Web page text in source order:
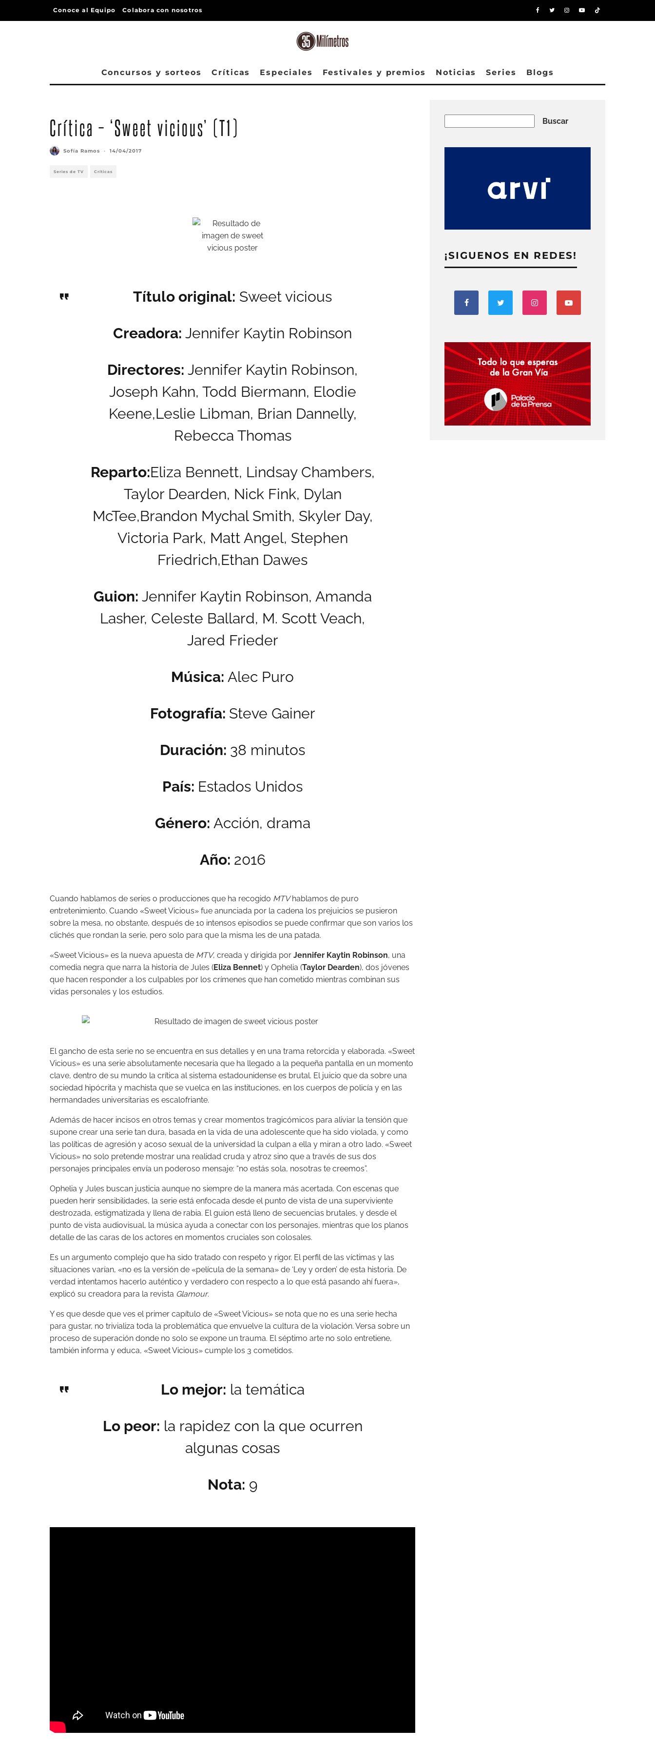
Conoce al Equipo Colabora con nosotros
Concursos y sorteos Críticas Especiales Festivales y premios Noticias Series Blogs
Crítica – ‘Sweet vicious’ (T1)
Sofía Ramos · 14/04/2017
Series de TV Críticas
Título original: Sweet vicious
Creadora: Jennifer Kaytin Robinson
Directores: Jennifer Kaytin Robinson,
Joseph Kahn, Todd Biermann, Elodie
Keene,Leslie Libman, Brian Dannelly,
Rebecca Thomas
Reparto:Eliza Bennett, Lindsay Chambers,
Taylor Dearden, Nick Fink, Dylan
McTee,Brandon Mychal Smith, Skyler Day,
Victoria Park, Matt Angel, Stephen
Friedrich,Ethan Dawes
Guion: Jennifer Kaytin Robinson, Amanda
Lasher, Celeste Ballard, M. Scott Veach,
Jared Frieder
Música: Alec Puro
Fotografía: Steve Gainer
Duración: 38 minutos
País: Estados Unidos
Género: Acción, drama
Año: 2016
Cuando hablamos de series o producciones que ha recogido MTVhablamos de puro
entretenimiento. Cuando «Sweet Vicious» fue anunciada por la cadena los prejuicios se pusieron
sobre la mesa, no obstante, después de 10 intensos episodios se puede confirmar que son varios los
clichés que rondan la serie, pero solo para que la misma les de una patada.
«Sweet Vicious» es la nueva apuesta de MTV, creada y dirigida por Jennifer Kaytin Robinson, una
comedia negra que narra la historia de Jules (Eliza Bennet) y Ophelia (Taylor Dearden), dos jóvenes
que hacen responder a los culpables por los crímenes que han cometido mientras combinan sus
vidas personales y los estudios.
El gancho de esta serie no se encuentra en sus detalles y en una trama retorcida y elaborada. «Sweet
Vicious» es una serie absolutamente necesaria que ha llegado a la pequeña pantalla en un momento
clave, dentro de su mundo la crítica al sistema estadounidense es brutal. El juicio que da sobre una
sociedad hipócrita y machista que se vuelca en las instituciones, en los cuerpos de policía y en las
hermandades universitarias es escalofriante.
Además de hacer incisos en otros temas y crear momentos tragicómicos para aliviar la tensión que
supone crear una serie tan dura, basada en la vida de una adolescente que ha sido violada, y como
las políticas de agresión y acoso sexual de la universidad la culpan a ella y miran a otro lado. «Sweet
Vicious» no solo pretende mostrar una realidad cruda y atroz sino que a través de sus dos
personajes principales envía un poderoso mensaje: “no estás sola, nosotras te creemos”.
Ophelia y Jules buscan justicia aunque no siempre de la manera más acertada. Con escenas que
pueden herir sensibilidades, la serie está enfocada desde el punto de vista de una superviviente
destrozada, estigmatizada y llena de rabia. El guion está lleno de secuencias brutales, y desde el
punto de vista audiovisual, la música ayuda a conectar con los personajes, mientras que los planos
detalle de las caras de los actores en momentos cruciales son colosales.
Es un argumento complejo que ha sido tratado con respeto y rigor. El perfil de las víctimas y las
situaciones varían, «no es la versión de «película de la semana» de ‘Ley y orden’ de esta historia. De
verdad intentamos hacerlo auténtico y verdadero con respecto a lo que está pasando ahí fuera»,
explicó su creadora para la revista Glamour.
Y es que desde que ves el primer capítulo de «Sweet Vicious» se nota que no es una serie hecha
para gustar, no trivializa toda la problemática que envuelve la cultura de la violación. Versa sobre un
proceso de superación donde no solo se expone un trauma. El séptimo arte no solo entretiene,
también informa y educa, «Sweet Vicious» cumple los 3 cometidos.
Lo mejor: la temática
Lo peor: la rapidez con la que ocurren
algunas cosas
Nota: 9
Buscar
¡SIGUENOS EN REDES!